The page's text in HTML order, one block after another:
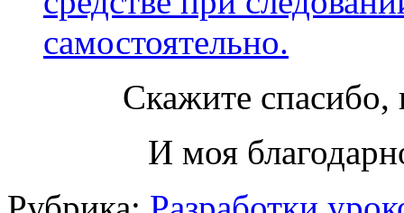
самостоятельно.
Скажите спасибо,
И моя